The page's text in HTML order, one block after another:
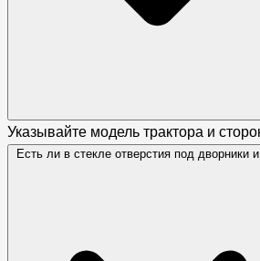
Указывайте модель трактора и
Есть ли в стекле отверстия под дворники